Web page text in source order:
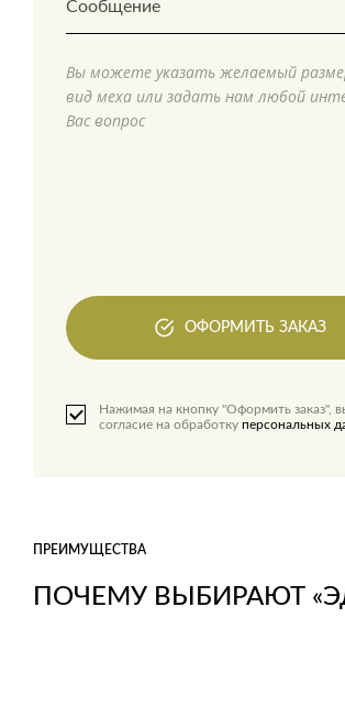
Вы можете указать желаемый
вид меха или задать нам любой
Вас вопрос
ОФОРМИТЬ ЗАКАЗ
Нажимая на кнопку "Оформить заказ",
согласие на обработку персональных
ПОЧЕМУ ВЫБИРАЮТ
ПРЕИМУЩЕСТВА